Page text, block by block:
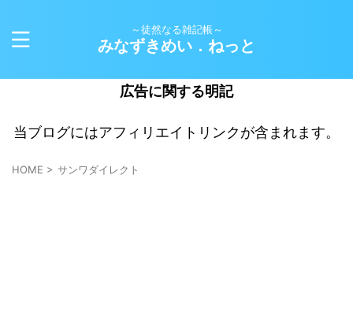
～徒然なる雑記帳～
みなずきめい．ねっと
広告に関する明記
当ブログにはアフィリエイトリンクが含まれます。
HOME > サンワダイレクト